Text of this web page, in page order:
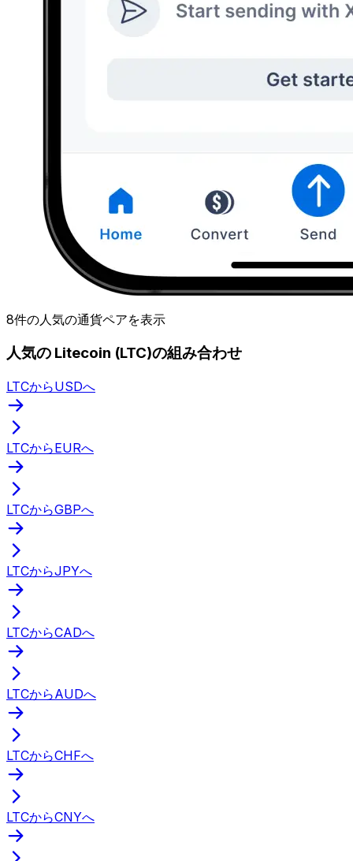
8件の人気の通貨ペアを表示
人気の Litecoin (LTC)の組み合わせ
LTCからUSDへ
LTCからEURへ
LTCからGBPへ
LTCからJPYへ
LTCからCADへ
LTCからAUDへ
LTCからCHFへ
LTCからCNYへ